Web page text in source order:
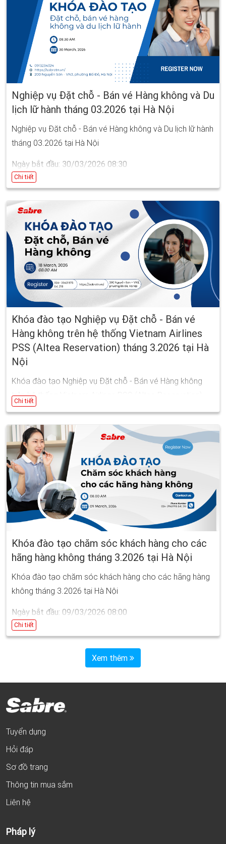
Nghiệp vụ Đặt chỗ - Bán vé Hàng không và Du
lịch lữ hành tháng 03.2026 tại Hà Nội
Nghiệp vụ Đặt chỗ - Bán vé Hàng không và Du lịch lữ hành
tháng 03.2026 tại Hà Nội
Ngày bắt đầu: 30/03/2026 08:30
Ngày kết thúc: 08/04/2026 17:00
Chi tiết
Khóa đào tạo Nghiệp vụ Đặt chỗ - Bán vé
Hàng không trên hệ thống Vietnam Airlines
PSS (Altea Reservation) tháng 3.2026 tại Hà
Nội
Khóa đào tạo Nghiệp vụ Đặt chỗ - Bán vé Hàng không
trên hệ thống Vietnam Airlines PSS (Altea Reservation)
tháng 3.2026 tại Hà Nội
Ngày bắt đầu: 18/03/2026 08:00
Ngày kết thúc: 25/03/2026 17:00
Chi tiết
Khóa đào tạo chăm sóc khách hàng cho các
hãng hàng không tháng 3.2026 tại Hà Nội
Khóa đào tạo chăm sóc khách hàng cho các hãng hàng
không tháng 3.2026 tại Hà Nội
Ngày bắt đầu: 09/03/2026 08:00
Ngày kết thúc: 27/03/2026 17:00
Chi tiết
Xem thêm
Tuyển dụng
Hỏi đáp
Sơ đồ trang
Thông tin mua sắm
Liên hệ
Pháp lý